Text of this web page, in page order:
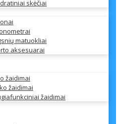
skėčiai
matuokliai
aksesuarai
žaidimai
žaidimai
žaidimai